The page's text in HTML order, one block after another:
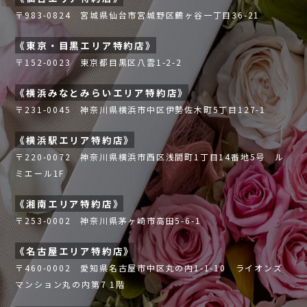
〒983-0824 宮城県仙台市宮城野区鶴ヶ谷一丁目36-21
《東京・目黒エリア特約店》
〒152-0023 東京都目黒区八雲1-2-2
《横浜みなとみらいエリア特約店》
〒231-0045 神奈川県横浜市中区伊勢佐木町5丁目127-1
《横浜駅エリア特約店》
〒220-0072 神奈川県横浜市西区浅間町1丁目14番地5号 ル
ミエール1F
《湘南エリア特約店》
〒253-0002 神奈川県茅ヶ崎市高田5-6-1
《名古屋エリア特約店》
〒460-0002 愛知県名古屋市中区丸の内1-1-10 ライオンズ
マンション丸の内第7 1階